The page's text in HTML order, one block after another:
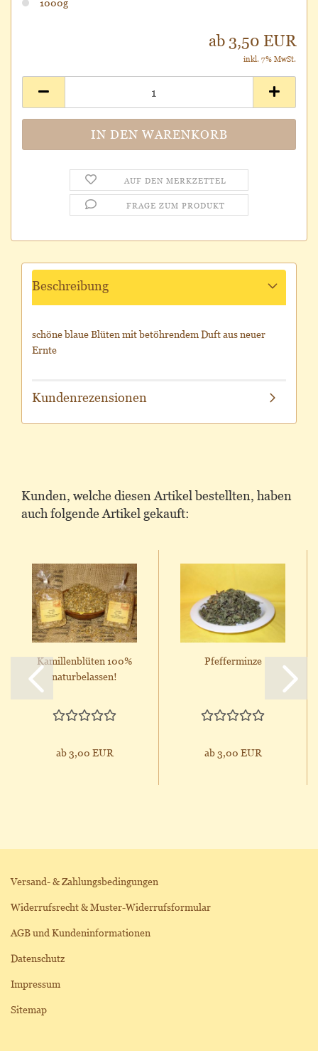
1000g
ab 3,50 EUR
inkl. 7% MwSt.
AUF DEN MERKZETTEL
FRAGE ZUM PRODUKT
Beschreibung
schöne blaue Blüten mit betöhrendem Duft aus neuer
Ernte
Kundenrezensionen
Kunden, welche diesen Artikel bestellten, haben
auch folgende Artikel gekauft:
Kamillenblüten 100%
naturbelassen!
ab 3,00 EUR
Pfefferminze
ab 3,00 EUR
Versand- & Zahlungsbedingungen
Widerrufsrecht & Muster-Widerrufsformular
AGB und Kundeninformationen
Datenschutz
Impressum
Sitemap